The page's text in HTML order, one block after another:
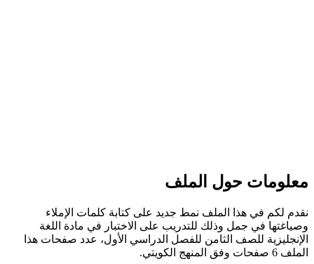
معلومات حول الملف
نقدم لكم في هذا الملف نمط جديد على كتابة كلمات الإملاء
وصياغتها في جمل وذلك للتدريب على الاختبار في مادة اللغة
الإنجليزية للصف الثامن للفصل الدراسي الأول، عدد صفحات هذا
الملف 6 صفحات وفق المنهج الكويتي.